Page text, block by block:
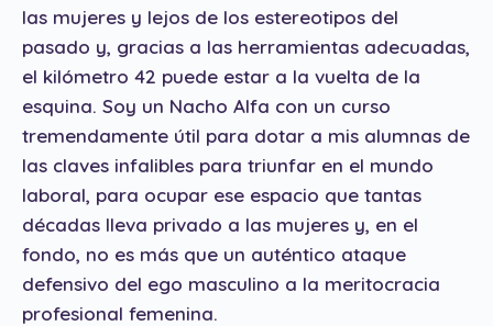
las mujeres y lejos de los estereotipos del
pasado y, gracias a las herramientas adecuadas,
el kilómetro 42 puede estar a la vuelta de la
esquina. Soy un Nacho Alfa con un curso
tremendamente útil para dotar a mis alumnas de
las claves infalibles para triunfar en el mundo
laboral, para ocupar ese espacio que tantas
décadas lleva privado a las mujeres y, en el
fondo, no es más que un auténtico ataque
defensivo del ego masculino a la meritocracia
profesional femenina.